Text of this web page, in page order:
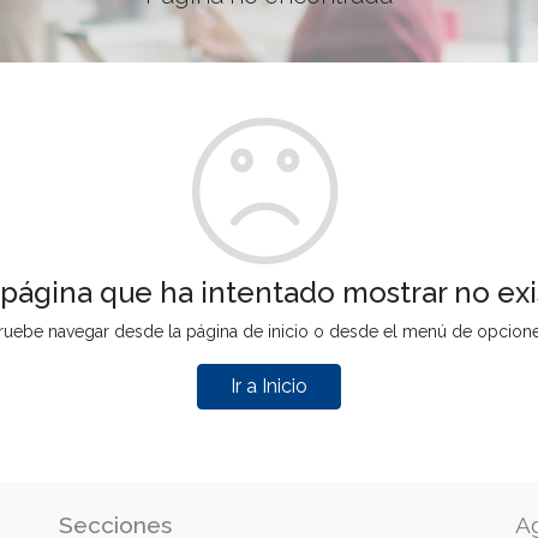
que ha intentado mostrar no
navegar desde la página de inicio o desde el menú de
Ir a Inicio
Secciones